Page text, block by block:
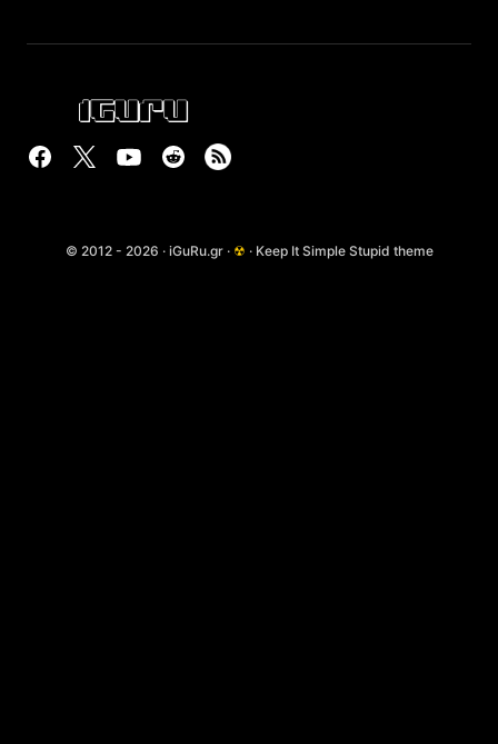
© 2012 - 2026 · iGuRu.gr · ☢ · Keep It Simple Stupid theme